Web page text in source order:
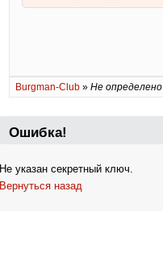
Burgman-Club» Не определено
Ошибка!
Не указан секретный ключ.
Вернуться назад